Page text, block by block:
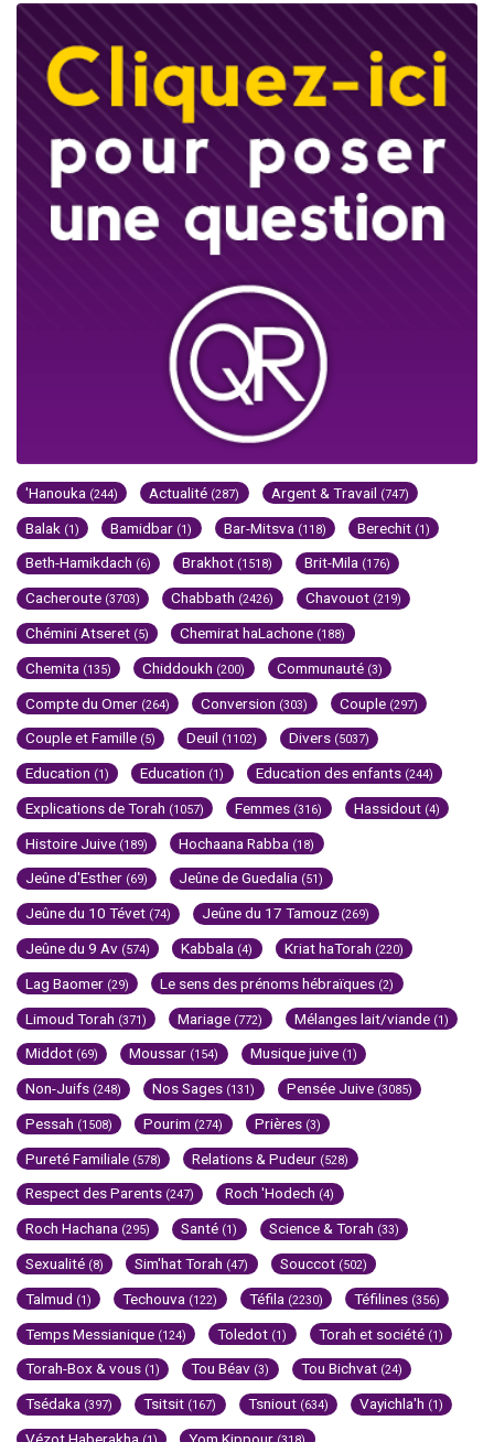
'Hanouka (244) Actualité (287) Argent & Travail (747)
Balak (1) Bamidbar (1) Bar-Mitsva (118) Berechit (1)
Beth-Hamikdach (6) Brakhot (1518) Brit-Mila (176)
Cacheroute (3703) Chabbath (2426) Chavouot (219)
Chémini Atseret (5) Chemirat haLachone (188)
Chemita (135) Chiddoukh (200) Communauté (3)
Compte du Omer (264) Conversion (303) Couple (297)
Couple et Famille (5) Deuil (1102) Divers (5037)
Education (1) Education (1) Education des enfants (244)
Explications de Torah (1057) Femmes (316) Hassidout (4)
Histoire Juive (189) Hochaana Rabba (18)
Jeûne d'Esther (69) Jeûne de Guedalia (51)
Jeûne du 10 Tévet (74) Jeûne du 17 Tamouz (269)
Jeûne du 9 Av (574) Kabbala (4) Kriat haTorah (220)
Lag Baomer (29) Le sens des prénoms hébraïques (2)
Limoud Torah (371) Mariage (772) Mélanges lait/viande (1)
Middot (69) Moussar (154) Musique juive (1)
Non-Juifs (248) Nos Sages (131) Pensée Juive (3085)
Pessah (1508) Pourim (274) Prières (3)
Pureté Familiale (578) Relations & Pudeur (528)
Respect des Parents (247) Roch 'Hodech (4)
Roch Hachana (295) Santé (1) Science & Torah (33)
Sexualité (8) Sim'hat Torah (47) Souccot (502)
Talmud (1) Techouva (122) Téfila (2230) Téfilines (356)
Temps Messianique (124) Toledot (1) Torah et société (1)
Torah-Box & vous (1) Tou Béav (3) Tou Bichvat (24)
Tsédaka (397) Tsitsit (167) Tsniout (634) Vayichla'h (1)